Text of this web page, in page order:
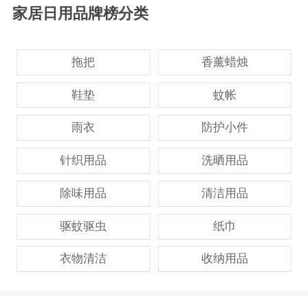
家居日用品牌榜分类
拖把 香薰蜡烛
鞋垫 蚊帐
雨衣 防护小件
针织用品 洗晒用品
除味用品 清洁用品
驱蚊驱虫 纸巾
衣物清洁 收纳用品